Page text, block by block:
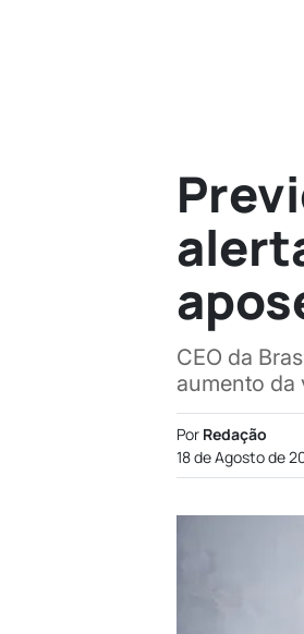
CEO da
aumento da
Por Redação
18 de Agosto de